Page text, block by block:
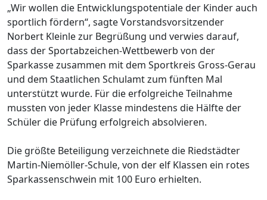
„Wir wollen die Entwicklungspotentiale der Kinder auch
sportlich fördern“, sagte Vorstandsvorsitzender
Norbert Kleinle zur Begrüßung und verwies darauf,
dass der Sportabzeichen-Wettbewerb von der
Sparkasse zusammen mit dem Sportkreis Gross-Gerau
und dem Staatlichen Schulamt zum fünften Mal
unterstützt wurde. Für die erfolgreiche Teilnahme
mussten von jeder Klasse mindestens die Hälfte der
Schüler die Prüfung erfolgreich absolvieren.
Die größte Beteiligung verzeichnete die Riedstädter
Martin-Niemöller-Schule, von der elf Klassen ein rotes
Sparkassenschwein mit 100 Euro erhielten.